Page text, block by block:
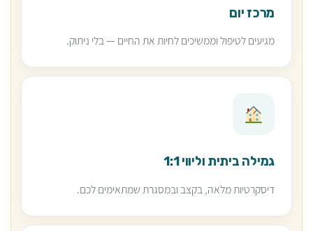
מרכז יום
מגיעים לטיפול וממשיכים לחיות את החיים — בלי ניתוק.
גמילה ביתית וליווי 1:1
דיסקרטיות מלאה, בקצב ובמסגרת שמתאימים לכם.